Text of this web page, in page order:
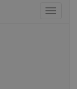
Toggle